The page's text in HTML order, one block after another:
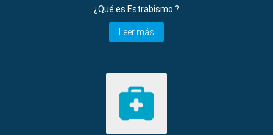
¿Qué es Estrabismo ?
Leer más